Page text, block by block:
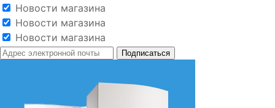
Новости магазина
Новости магазина
Новости магазина